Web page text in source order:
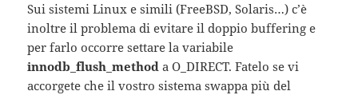
Sui sistemi Linux e simili (FreeBSD, Solaris…) c’è
inoltre il problema di evitare il doppio buffering e
per farlo occorre settare la variabile
innodb_flush_method a O_DIRECT. Fatelo se vi
accorgete che il vostro sistema swappa più del